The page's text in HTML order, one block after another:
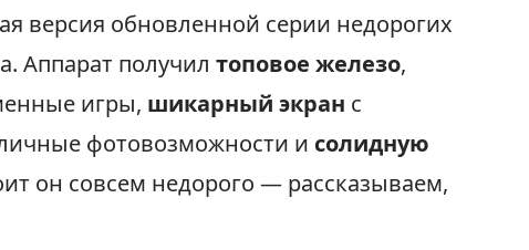
версия обновленной серии недорогих
Аппарат получил топовое железо,
игры, шикарный экран с
фотовозможности и солидную
он совсем недорого — рассказываем,